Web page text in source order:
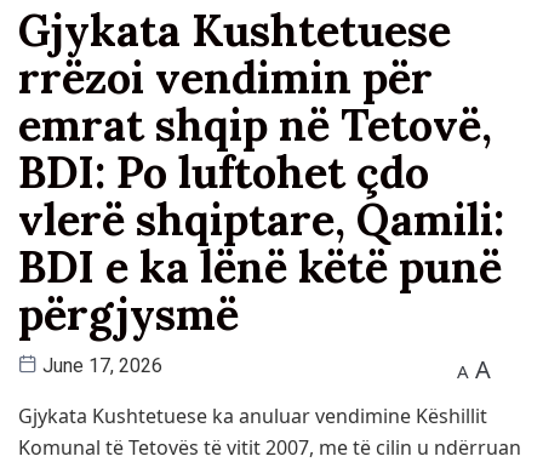
Gjykata Kushtetuese
rrëzoi vendimin për
emrat shqip në Tetovë,
BDI: Po luftohet çdo
vlerë shqiptare, Qamili:
BDI e ka lënë këtë punë
përgjysmë
June 17, 2026 A A
Gjykata Kushtetuese ka anuluar vendimine Këshillit
Komunal të Tetovës të vitit 2007, me të cilin u ndërruan